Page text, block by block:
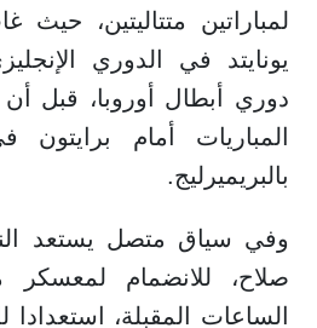
لمباراتين متتاليتين، حيث
يونايتد في الدوري
دوري أبطال أوروبا، قبل
المباريات أمام برايتون
بالبريميرليج.
وفي سياق متصل يستعد
صلاح، للانضمام
الساعات المقبلة،